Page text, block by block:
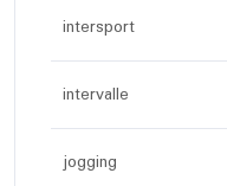
intersport
intervalle
jogging